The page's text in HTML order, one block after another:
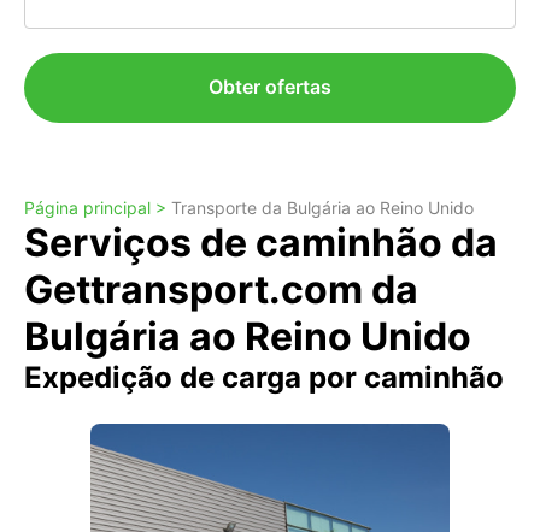
Obter ofertas
Página principal > Transporte da Bulgária ao Reino Unido
Serviços de caminhão da
Gettransport.com da
Bulgária ao Reino Unido
Expedição de carga por caminhão